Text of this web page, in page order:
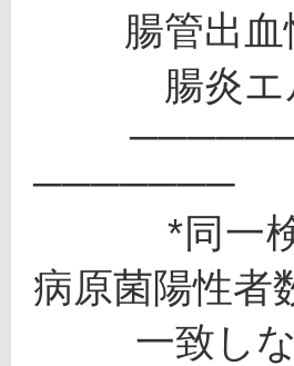
腸管出血
腸炎エル
───────
病原菌陽性者
一致しな